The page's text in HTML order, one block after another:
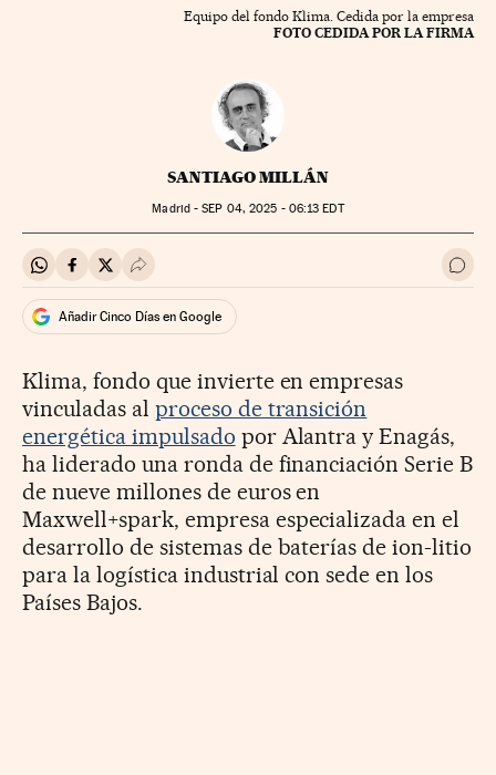
Equipo del fondo Klima. Cedida por la empresa
FOTO CEDIDA POR LA FIRMA
SANTIAGO MILLÁN
Madrid -SEP 04, 2025 - 06:13 EDT
Compartir en Whatsapp
Compartir en Facebook
Compartir en Twitter
Desplegar Redes Sociales Ir a
Añadir Cinco Días en Google
Klima, fondo que invierte en empresas
vinculadas al proceso de transición
energética impulsado por Alantra y Enagás,
ha liderado una ronda de financiación Serie B
de nueve millones de euros en
Maxwell+spark, empresa especializada en el
desarrollo de sistemas de baterías de ion-litio
para la logística industrial con sede en los
Países Bajos.